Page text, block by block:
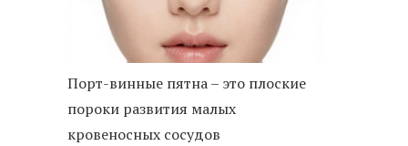
Порт-винные пятна – это плоские
пороки развития малых
кровеносных сосудов